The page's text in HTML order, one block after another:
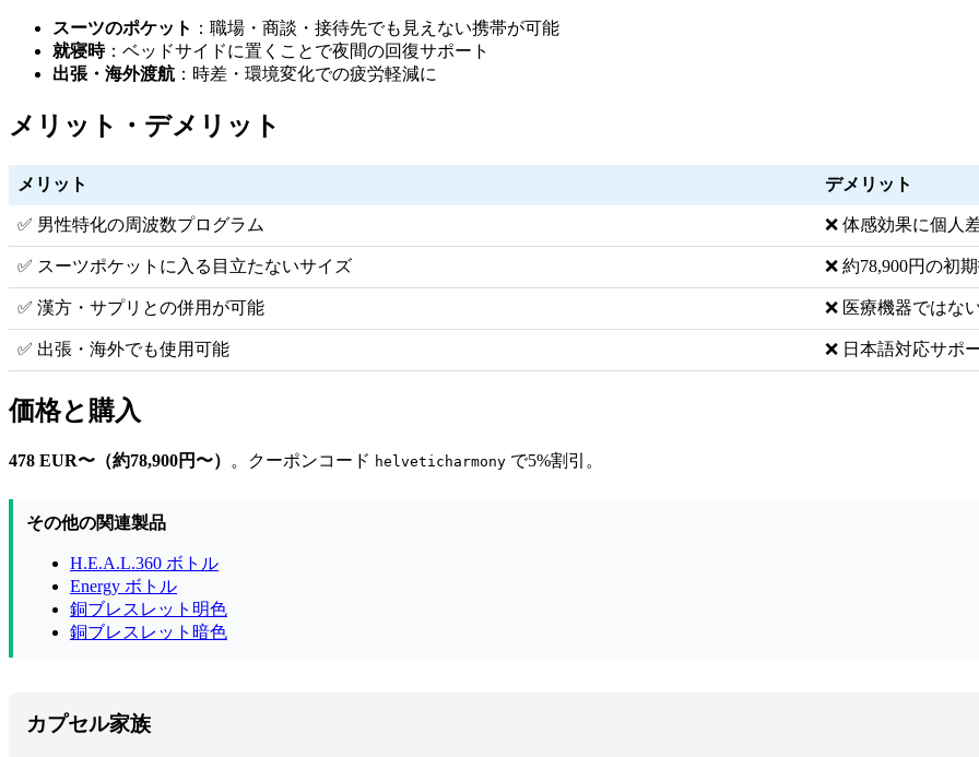
スーツのポケット ：職場・商談・接待先でも見えない携帯が可能
就寝時：ベッドサイドに置くことで夜間の回復サポート
出張・海外渡航 ：時差・環境変化での疲労軽減に
メリット・デメリット
メリット デメリット
✅ 男性特化の周波数プログラム ❌ 体感効果に個人
✅ スーツポケットに入る目立たないサイズ ❌ 約78,900円の初
✅ 漢方・サプリとの併用が可能 ❌ 医療機器ではな
✅ 出張・海外でも使用可能 ❌ 日本語対応サポ
価格と購入
478 EUR〜（約78,900円〜） 。クーポンコード helveticharmony で5%割引。
その他の関連製品
H.E.A.L.360 ボトル
Energy ボトル
銅ブレスレット明色
銅ブレスレット暗色
カプセル家族